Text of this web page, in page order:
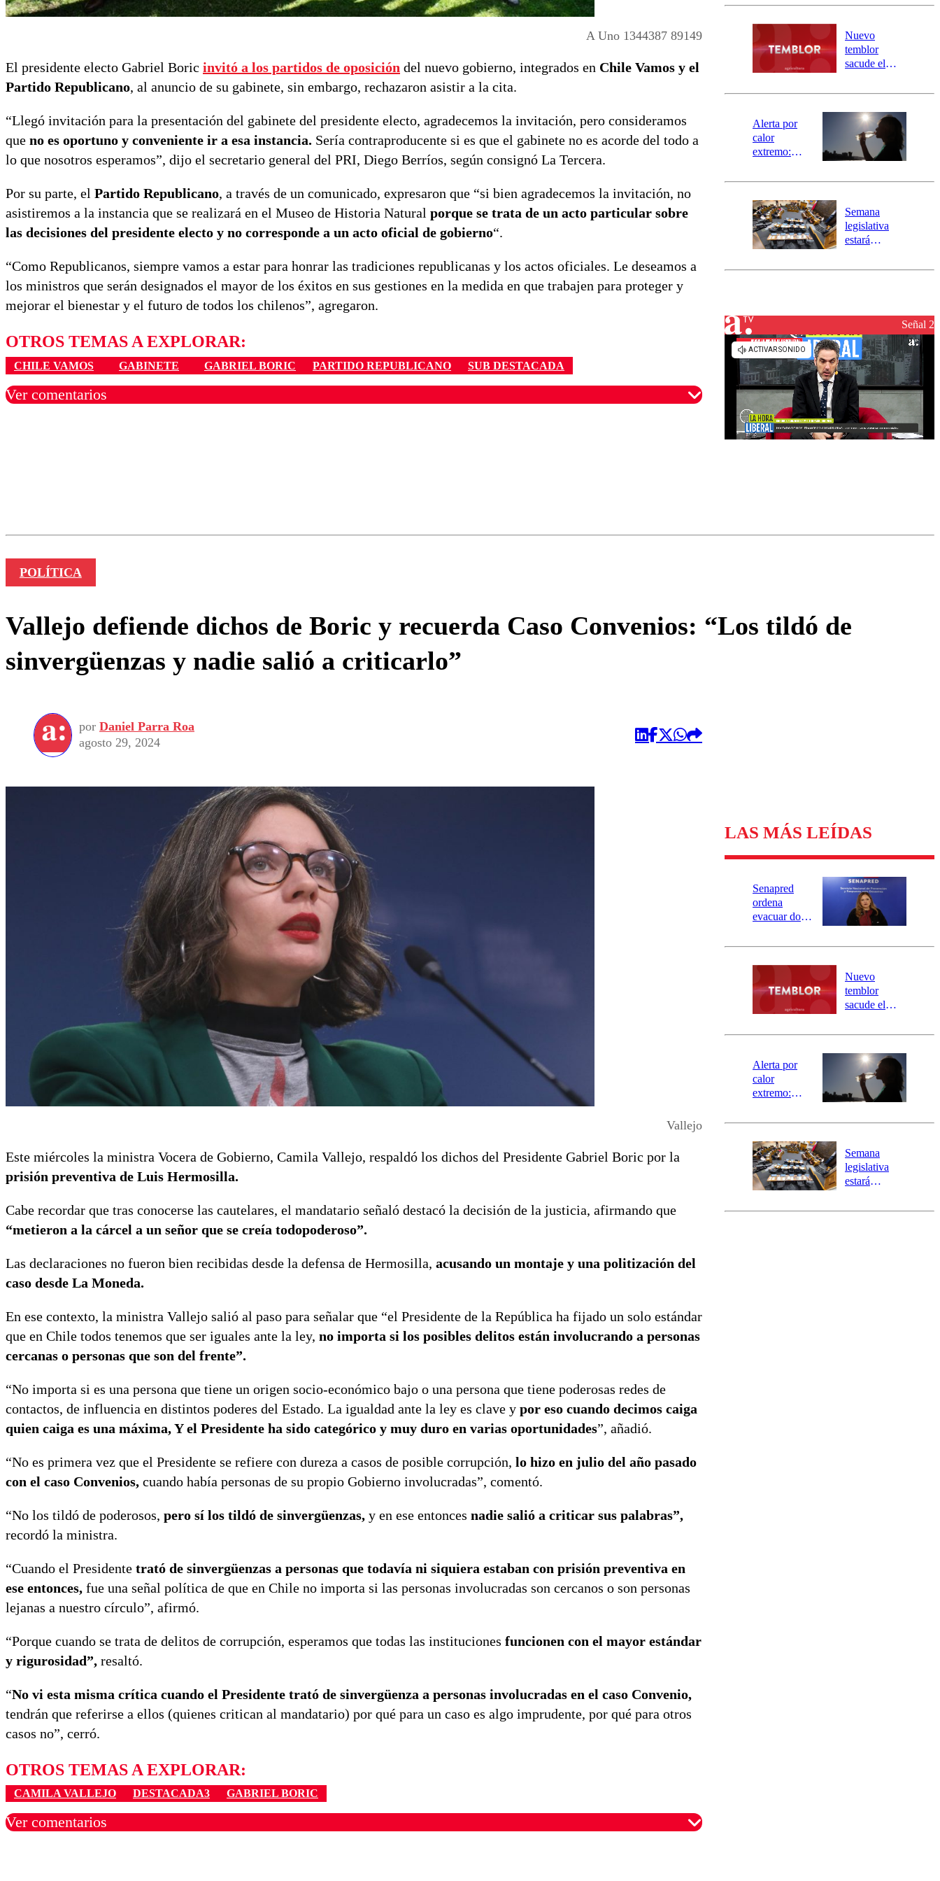
A Uno 1344387 89149
El presidente electo Gabriel Boric invitó a los partidos de oposición del nuevo gobierno, integrados en Chile Vamos y el
Partido Republicano, al anuncio de su gabinete, sin embargo, rechazaron asistir a la cita.
“Llegó invitación para la presentación del gabinete del presidente electo, agradecemos la invitación, pero consideramos
que no es oportuno y conveniente ir a esa instancia. Sería contraproducente si es que el gabinete no es acorde del todo a
lo que nosotros esperamos”, dijo el secretario general del PRI, Diego Berríos, según consignó La Tercera.
Por su parte, el Partido Republicano, a través de un comunicado, expresaron que “si bien agradecemos la invitación, no
asistiremos a la instancia que se realizará en el Museo de Historia Natural porque se trata de un acto particular sobre
las decisiones del presidente electo y no corresponde a un acto oficial de gobierno“.
“Como Republicanos, siempre vamos a estar para honrar las tradiciones republicanas y los actos oficiales. Le deseamos a
los ministros que serán designados el mayor de los éxitos en sus gestiones en la medida en que trabajen para proteger y
mejorar el bienestar y el futuro de todos los chilenos”, agregaron.
OTROS TEMAS A EXPLORAR:
CHILE VAMOS GABINETE GABRIEL BORIC PARTIDO REPUBLICANO SUB DESTACADA
Ver comentarios
Carahue por
río Damas:
activa
mensajería
SAE
Nuevo
temblor
sacude el
revisa la
epicentro
Alerta por
calor
extremo:
activa Alerta
Preventiva en
tres comunas
Semana
legislativa
estará
el fin de la
reconstrucciónSeñal 2
POLÍTICA
Vallejo defiende dichos de Boric y recuerda Caso Convenios: “Los tildó de
sinvergüenzas y nadie salió a criticarlo”
por Daniel Parra Roa
agosto 29, 2024
Vallejo
Este miércoles la ministra Vocera de Gobierno, Camila Vallejo, respaldó los dichos del Presidente Gabriel Boric por la
prisión preventiva de Luis Hermosilla.
Cabe recordar que tras conocerse las cautelares, el mandatario señaló destacó la decisión de la justicia, afirmando que
“metieron a la cárcel a un señor que se creía todopoderoso”.
Las declaraciones no fueron bien recibidas desde la defensa de Hermosilla, acusando un montaje y una politización del
caso desde La Moneda.
En ese contexto, la ministra Vallejo salió al paso para señalar que “el Presidente de la República ha fijado un solo estándar
que en Chile todos tenemos que ser iguales ante la ley, no importa si los posibles delitos están involucrando a personas
cercanas o personas que son del frente”.
“No importa si es una persona que tiene un origen socio-económico bajo o una persona que tiene poderosas redes de
contactos, de influencia en distintos poderes del Estado. La igualdad ante la ley es clave y por eso cuando decimos caiga
quien caiga es una máxima, Y el Presidente ha sido categórico y muy duro en varias oportunidades”, añadió.
“No es primera vez que el Presidente se refiere con dureza a casos de posible corrupción, lo hizo en julio del año pasado
con el caso Convenios, cuando había personas de su propio Gobierno involucradas”, comentó.
“No los tildó de poderosos, pero sí los tildó de sinvergüenzas, y en ese entonces nadie salió a criticar sus palabras”,
recordó la ministra.
“Cuando el Presidente trató de sinvergüenzas a personas que todavía ni siquiera estaban con prisión preventiva en
ese entonces, fue una señal política de que en Chile no importa si las personas involucradas son cercanos o son personas
lejanas a nuestro círculo”, afirmó.
“Porque cuando se trata de delitos de corrupción, esperamos que todas las instituciones funcionen con el mayor estándar
y rigurosidad”, resaltó.
“No vi esta misma crítica cuando el Presidente trató de sinvergüenza a personas involucradas en el caso Convenio,
tendrán que referirse a ellos (quienes critican al mandatario) por qué para un caso es algo imprudente, por qué para otros
casos no”, cerró.
OTROS TEMAS A EXPLORAR:
CAMILA VALLEJO DESTACADA3 GABRIEL BORIC
Ver comentarios
LAS MÁS LEÍDAS
Senapred
ordena
evacuar dos
Carahue por
río Damas:
activa
mensajería
SAE
Nuevo
temblor
sacude el
revisa la
epicentro
Alerta por
calor
extremo:
activa Alerta
Preventiva en
tres comunas
Semana
legislativa
estará
el fin de la